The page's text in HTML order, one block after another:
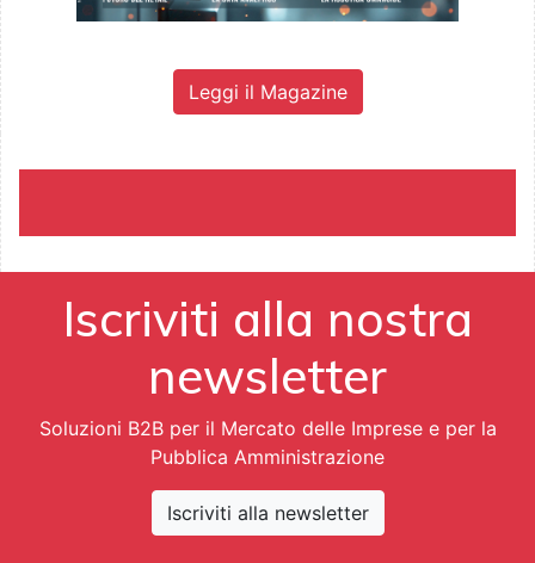
Leggi il Magazine
Iscriviti alla nostra
newsletter
Soluzioni B2B per il Mercato delle Imprese e per la
Pubblica Amministrazione
Iscriviti alla newsletter